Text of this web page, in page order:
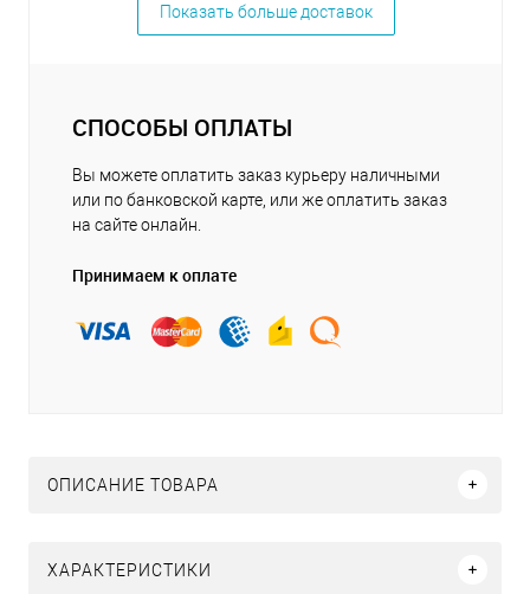
Показать больше доставок
СПОСОБЫ ОПЛАТЫ
Вы можете оплатить заказ курьеру наличными
или по банковской карте, или же оплатить заказ
на сайте онлайн.
Принимаем к оплате
ОПИСАНИЕ ТОВАРА
ХАРАКТЕРИСТИКИ